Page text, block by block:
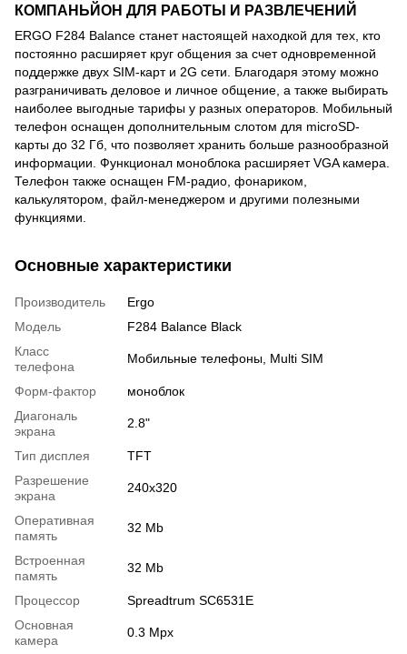
КОМПАНЬЙОН ДЛЯ РАБОТЫ И РАЗВЛЕЧЕНИЙ
ERGO F284 Balance станет настоящей находкой для тех, кто
постоянно расширяет круг общения за счет одновременной
поддержке двух SIM-карт и 2G сети. Благодаря этому можно
разграничивать деловое и личное общение, а также выбирать
наиболее выгодные тарифы у разных операторов. Мобильный
телефон оснащен дополнительным слотом для microSD-
карты до 32 Гб, что позволяет хранить больше разнообразной
информации. Функционал моноблока расширяет VGA камера.
Телефон также оснащен FM-радио, фонариком,
калькулятором, файл-менеджером и другими полезными
функциями.
Основные характеристики
Производитель
Ergo
Модель
F284 Balance Black
Класс
телефона
Мобильные телефоны, Multi SIM
Форм-фактор
моноблок
Диагональ
экрана
2.8"
Тип дисплея
TFT
Разрешение
экрана
240x320
Оперативная
память
32 Mb
Встроенная
память
32 Mb
Процессор
Spreadtrum SC6531E
Основная
камера
0.3 Mpx